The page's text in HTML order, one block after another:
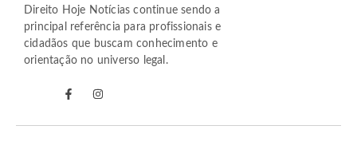
Direito Hoje Notícias continue sendo a
principal referência para profissionais e
cidadãos que buscam conhecimento e
orientação no universo legal.